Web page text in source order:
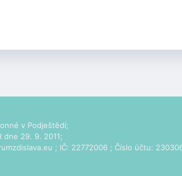
2013
v Podještědí;
dne 29. 9. 2011;
; IČ: 22772006 ; Číslo účtu: